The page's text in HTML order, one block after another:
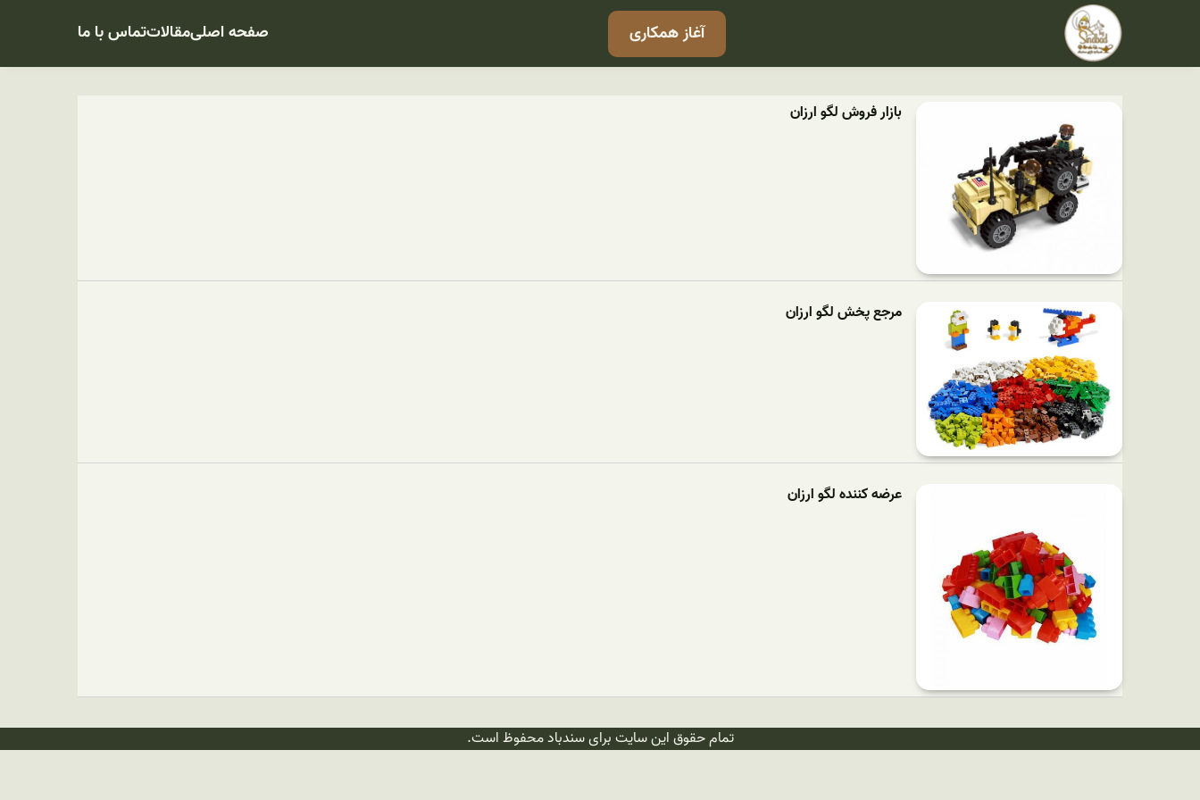
آغاز همکاری صفحه اصلیمقالاتتماس با ما
بازار فروش لگو ارزان
مرجع پخش لگو ارزان
عرضه کننده لگو ارزان
تمام حقوق این سایت برای سندباد محفوظ است.